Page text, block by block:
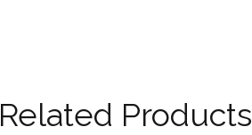
Related Products